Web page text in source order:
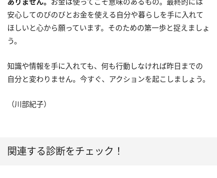
安心してのびのびとお金を使える自分や暮らしを手に入れて
ほしいと心から願っています。そのための第一歩と捉えましょ
う。
知識や情報を手に入れても、何も行動しなければ昨日までの
自分と変わりません。今すぐ、アクションを起こしましょう。
（川部紀子）
関連する診断をチェック！